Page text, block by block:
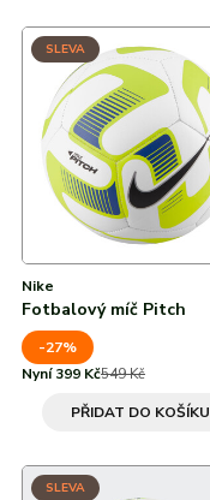
SLEVA
Nike
Fotbalový míč Pitch
-27%
Nyní 399 Kč549 Kč
PŘIDAT DO KOŠÍKU
SLEVA